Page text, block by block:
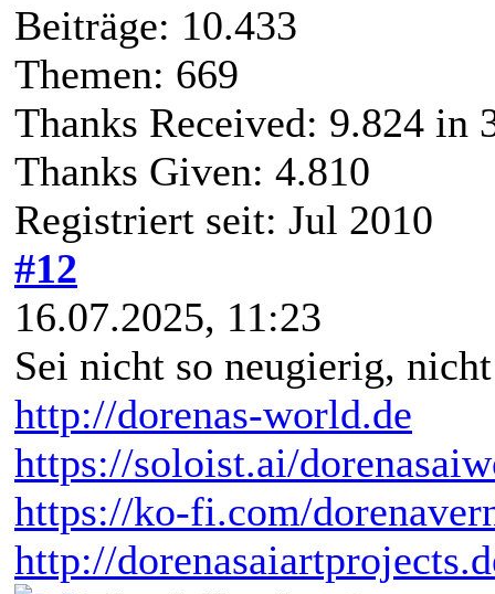
Beiträge: 10.433
Themen: 669
Thanks Received: 9.824 in
Thanks Given: 4.810
Registriert seit: Jul 2010
#12
16.07.2025, 11:23
Sei nicht so neugierig,
http://dorenas-world.de
https://soloist.ai/
https://ko-fi.com/
http://